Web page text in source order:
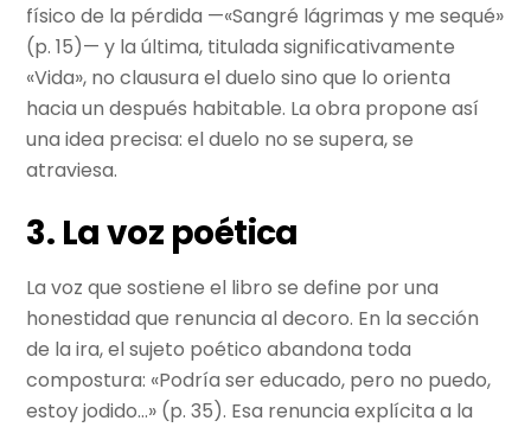
físico de la pérdida —«Sangré lágrimas y me sequé»
(p. 15)— y la última, titulada significativamente
«Vida», no clausura el duelo sino que lo orienta
hacia un después habitable. La obra propone así
una idea precisa: el duelo no se supera, se
atraviesa.
3. La voz poética
La voz que sostiene el libro se define por una
honestidad que renuncia al decoro. En la sección
de la ira, el sujeto poético abandona toda
compostura: «Podría ser educado, pero no puedo,
estoy jodido…» (p. 35). Esa renuncia explícita a la